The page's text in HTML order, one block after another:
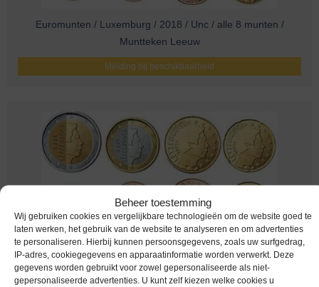
Beheer toestemming
Wij gebruiken cookies en vergelijkbare technologieën om de website goed te
laten werken, het gebruik van de website te analyseren en om advertenties
te personaliseren. Hierbij kunnen persoonsgegevens, zoals uw surfgedrag,
IP-adres, cookiegegevens en apparaatinformatie worden verwerkt. Deze
gegevens worden gebruikt voor zowel gepersonaliseerde als niet-
gepersonaliseerde advertenties. U kunt zelf kiezen welke cookies u
Euromunten / Luxemburg / 2018 / Unc / alle 8 munten /
Muntteken Leeuw
Melding bij beschikbaarheid
Euromunten / Luxemburg / 2017 / Unc / alle 8 munten
€6,95